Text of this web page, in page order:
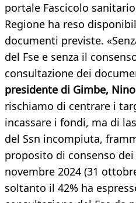
portale Fascicolo
Regione ha reso
documenti previste.
del Fse e senza il
consultazione dei
presidente di Gimbe,
rischiamo di centrare i
incassare i fondi, ma di
del Ssn incompiuta,
proposito di consenso
novembre 2024 (31
soltanto il 42% ha